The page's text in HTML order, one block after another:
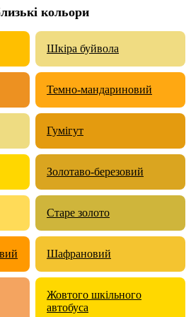
кольори
Шкіра буйвола
Темно-мандариновий
Гумігут
Золотаво-березовий
Старе золото
Шафрановий
Жовтого шкільного
автобуса